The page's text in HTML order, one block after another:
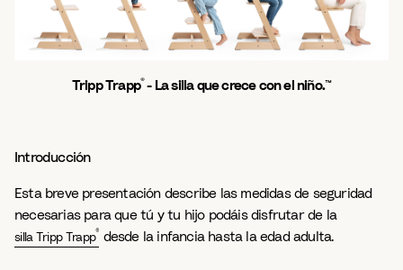
Tripp Trapp® - La silla que crece con el niño.™
Introducción
Esta breve presentación describe las medidas de seguridad
necesarias para que tú y tu hijo podáis disfrutar de la
silla Tripp Trapp® desde la infancia hasta la edad adulta.